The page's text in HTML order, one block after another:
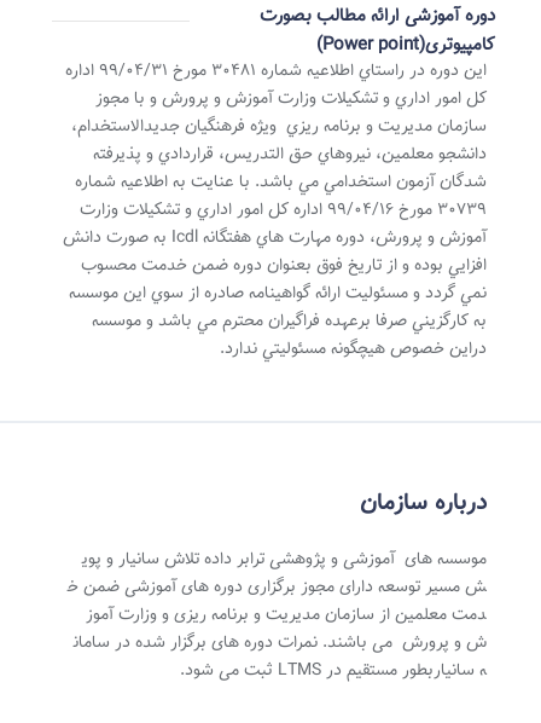
دوره آموزشی ارائه مطالب بصورت
کامپیوتری(Power point)
اين دوره در راستاي اطلاعيه شماره 30481 مورخ 99/04/31 اداره
کل امور اداري و تشکيلات وزارت آموزش و پرورش و با مجوز
سازمان مديريت و برنامه ريزي ويژه فرهنگيان جديدالاستخدام،
دانشجو معلمين، نيروهاي حق التدريس، قراردادي و پذيرفته
شدگان آزمون استخدامي مي باشد. با عنايت به اطلاعيه شماره
30739 مورخ 99/04/16 اداره کل امور اداري و تشکيلات وزارت
آموزش و پرورش، دوره مهارت هاي هفتگانه Icdl به صورت دانش
افزايي بوده و از تاريخ فوق بعنوان دوره ضمن خدمت محسوب
نمي گردد و مسئوليت ارائه گواهينامه صادره از سوي اين موسسه
به کارگزيني صرفا برعهده فراگيران محترم مي باشد و موسسه
دراين خصوص هيچگونه مسئوليتي ندارد.
درباره سازمان
موسسه های آموزشی و پژوهشی ترابر داده تلاش سانیار و پوی
ش مسیر توسعه دارای مجوز برگزاری دوره های آموزشی ضمن خ
دمت معلمین از سازمان مدیریت و برنامه ریزی و وزارت آموز
ش و پرورش می باشند. نمرات دوره های برگزار شده در سامان
ه سانیاربطور مستقیم در LTMS ثبت می شود.